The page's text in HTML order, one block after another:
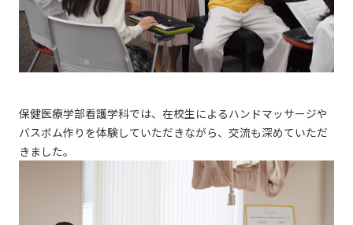
保健医療学部看護学科では、在校生によるハンドマッサージや
バスボム作りを体験していただきながら、交流も深めていただ
きました。